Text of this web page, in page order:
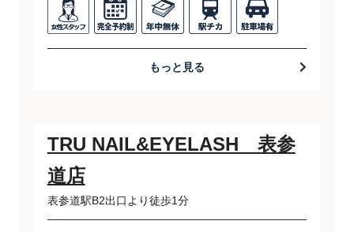
もっと見る
TRU NAIL&EYELASH 表参
道店
表参道駅B2出口より徒歩1分